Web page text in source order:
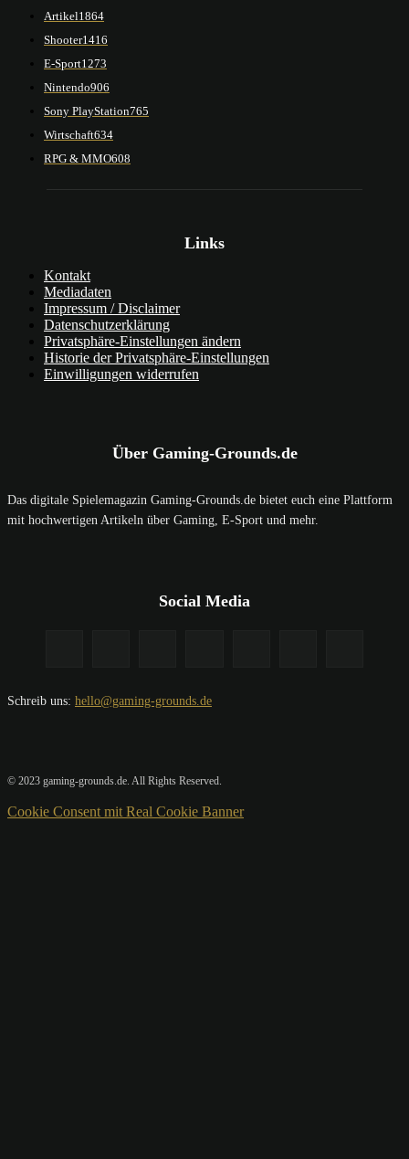
Artikel1864
Shooter1416
E-Sport1273
Nintendo906
Sony PlayStation765
Wirtschaft634
RPG & MMO608
Links
Kontakt
Mediadaten
Impressum / Disclaimer
Datenschutzerklärung
Privatsphäre-Einstellungen ändern
Historie der Privatsphäre-Einstellungen
Einwilligungen widerrufen
Über Gaming-Grounds.de
Das digitale Spielemagazin Gaming-Grounds.de bietet euch eine Plattform
mit hochwertigen Artikeln über Gaming, E-Sport und mehr.
Social Media
Schreib uns: hello@gaming-grounds.de
© 2023 gaming-grounds.de. All Rights Reserved.
Cookie Consent mit Real Cookie Banner